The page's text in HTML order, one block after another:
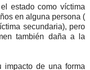
estado como víctima
en alguna persona (
secundaria), pero
también daña a la
de una forma